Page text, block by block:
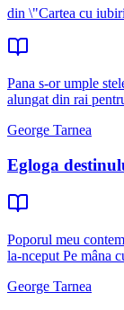
din \"Cartea cu
Pana s-or umple
alungat din rai
George Tarnea
Egloga
Poporul meu
la-nceput Pe mâna
George Tarnea